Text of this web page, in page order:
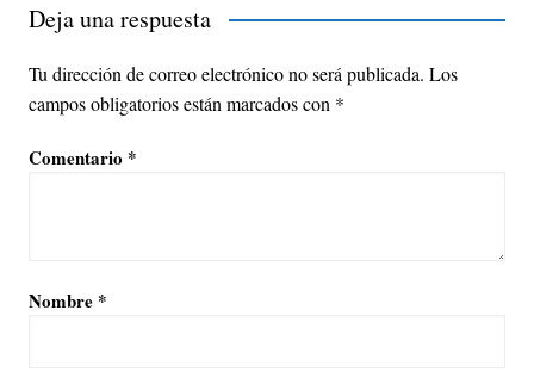
Deja una respuesta
Tu dirección de correo electrónico no será publicada. Los
campos obligatorios están marcados con *
Comentario *
Nombre *